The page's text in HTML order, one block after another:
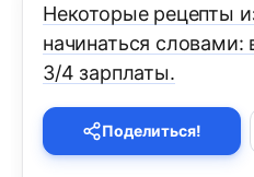
Некоторые рецепты
начинаться словами:
3/4 зарплаты.
Поделиться!